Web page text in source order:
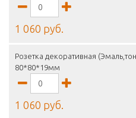
1 060 руб.
Розетка декоративная (Эмаль,тон
80*80*19мм
1 060 руб.